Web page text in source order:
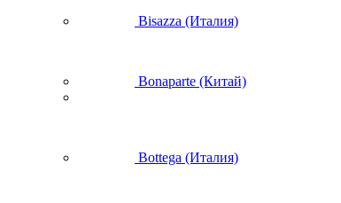
Bisazza (Италия)
Bonaparte (Китай)
Bottega (Италия)